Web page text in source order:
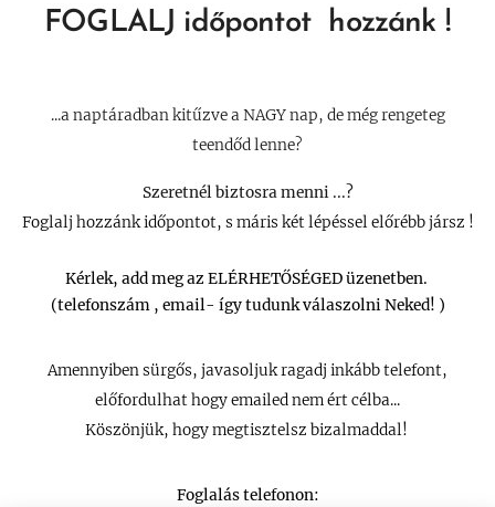
FOGLALJ időpontot hozzánk !
...a naptáradban kitűzve a NAGY nap, de még rengeteg
teendőd lenne?
Szeretnél biztosra menni ...?
Foglalj hozzánk időpontot, s máris két lépéssel előrébb jársz !
Kérlek, add meg az ELÉRHETŐSÉGED üzenetben.
(telefonszám , email- így tudunk válaszolni Neked! )
Amennyiben sürgős, javasoljuk ragadj inkább telefont,
előfordulhat hogy emailed nem ért célba...
Köszönjük, hogy megtisztelsz bizalmaddal!
Foglalás telefonon: